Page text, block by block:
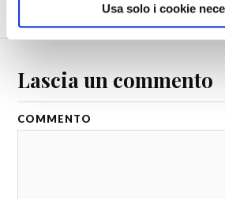
Usa solo i cookie
America del Sud.
Lascia un commento
COMMENTO